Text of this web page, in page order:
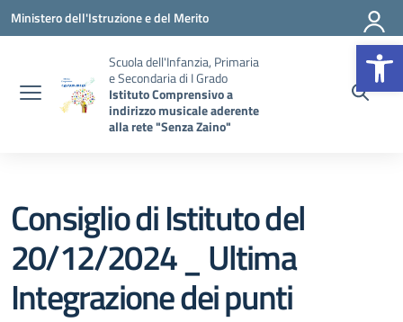
Vai ai contenuti
Vai al menu di navigazione
Vai al footer
Ministero dell'Istruzione e del Merito
Scuola dell'Infanzia, Primaria
e Secondaria di I Grado
Istituto Comprensivo a
indirizzo musicale aderente
alla rete "Senza Zaino"
Consiglio di Istituto del
20/12/2024 _ Ultima
Integrazione dei punti